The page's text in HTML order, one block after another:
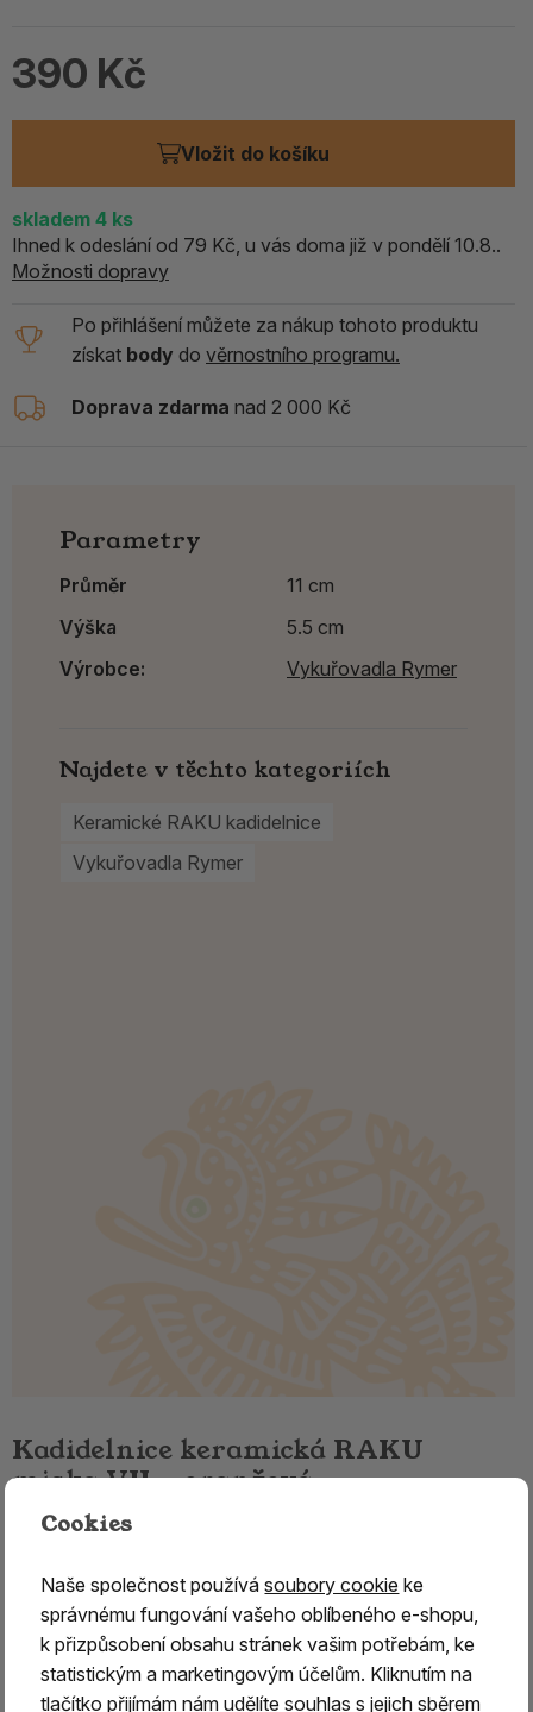
390 Kč
Vložit do košíku
skladem 4 ks
Ihned k odeslání od 79 Kč, u vás doma již v pondělí 10.8..
Možnosti dopravy
Po přihlášení můžete za nákup tohoto produktu
získat body do věrnostního programu.
Doprava zdarma nad 2 000 Kč
Kadidelnice keramická RAKU
miska VII. - oranžová
Keramická RAKU kadidelnice – ručně vyráběná
KeramickáRAKU kadidelnice je určena pro tradiční
vykuřování pryskyřic, bylin a vykuřovacích směsí.
Díky poctivému řemeslnému zpracování astarobylé
technologii RAKUpředstavuje nejen praktickou pomůcku
Parametry
Průměr
11 cm
Výška
5.5 cm
Výrobce:
Vykuřovadla Rymer
Najdete v těchto kategoriích
Keramické RAKU kadidelnice
Vykuřovadla Rymer
Cookies
Naše společnost používásoubory cookie ke
správnému fungování vašeho oblíbeného e-shopu,
k přizpůsobení obsahu stránek vašim potřebám, ke
statistickým a marketingovým účelům. Kliknutím na
tlačítko přijímám nám udělíte souhlas s jejich sběrem